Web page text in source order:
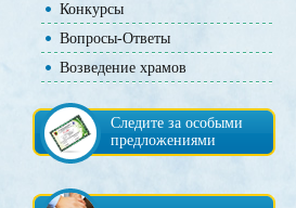
Конкурсы
Вопросы-Ответы
Возведение храмов
Следите за особыми
предложениями